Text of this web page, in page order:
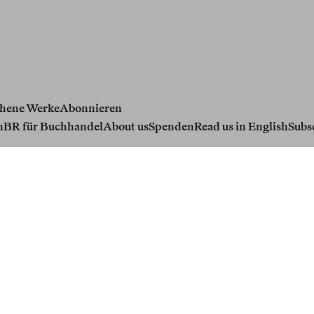
WerkeAbonnieren
BR für BuchhandelAbout usSpendenRead us in English